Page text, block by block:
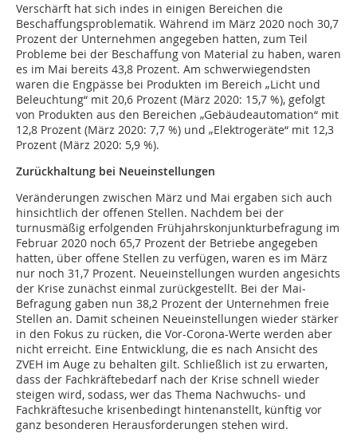
Verschärft hat sich indes in einigen Bereichen die
Beschaffungsproblematik. Während im März 2020 noch 30,7
Prozent der Unternehmen angegeben hatten, zum Teil
Probleme bei der Beschaffung von Material zu haben, waren
es im Mai bereits 43,8 Prozent. Am schwerwiegendsten
waren die Engpässe bei Produkten im Bereich „Licht und
Beleuchtung“ mit 20,6 Prozent (März 2020: 15,7 %), gefolgt
von Produkten aus den Bereichen „Gebäudeautomation“ mit
12,8 Prozent (März 2020: 7,7 %) und „Elektrogeräte“ mit 12,3
Prozent (März 2020: 5,9 %).
Zurückhaltung bei Neueinstellungen
Veränderungen zwischen März und Mai ergaben sich auch
hinsichtlich der offenen Stellen. Nachdem bei der
turnusmäßig erfolgenden Frühjahrskonjunkturbefragung im
Februar 2020 noch 65,7 Prozent der Betriebe angegeben
hatten, über offene Stellen zu verfügen, waren es im März
nur noch 31,7 Prozent. Neueinstellungen wurden angesichts
der Krise zunächst einmal zurückgestellt. Bei der Mai-
Befragung gaben nun 38,2 Prozent der Unternehmen freie
Stellen an. Damit scheinen Neueinstellungen wieder stärker
in den Fokus zu rücken, die Vor-Corona-Werte werden aber
nicht erreicht. Eine Entwicklung, die es nach Ansicht des
ZVEH im Auge zu behalten gilt. Schließlich ist zu erwarten,
dass der Fachkräftebedarf nach der Krise schnell wieder
steigen wird, sodass, wer das Thema Nachwuchs- und
Fachkräftesuche krisenbedingt hintenanstellt, künftig vor
ganz besonderen Herausforderungen stehen wird.